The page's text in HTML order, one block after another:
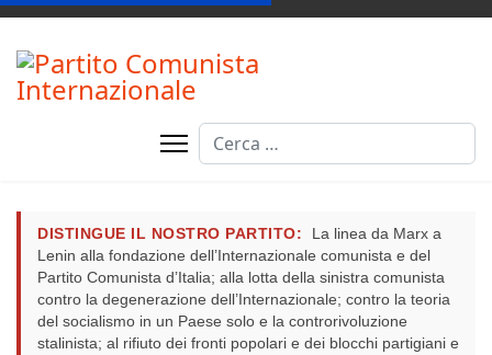
Cerca
DISTINGUE IL NOSTRO PARTITO:
La linea da Marx a
Lenin alla fondazione dell’Internazionale comunista e del
Partito Comunista d’Italia; alla lotta della sinistra comunista
contro la degenerazione dell’Internazionale; contro la teoria
del socialismo in un Paese solo e la controrivoluzione
stalinista; al rifiuto dei fronti popolari e dei blocchi partigiani e